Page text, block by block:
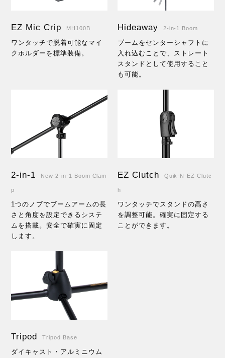
EZ Mic Crip MH100B
ワンタッチで脱着可能なマイ
クホルダーを標準装備。
Hideaway 2-in-1 Boom
ブームをセンターシャフトに
入れ込むことで、ストレート
スタンドとして使用すること
も可能。
2-in-1 New 2-in-1 Boom Clam
p
1つのノブでブームアームの長
さと角度を設定できるシステ
ムを搭載。安全で確実に固定
します。
EZ Clutch Quik-N-EZ Clutc
h
ワンタッチでスタンドの高さ
を調整可能。確実に固定する
ことができます。
TripodTripod Base
ダイキャスト・アルミニウム